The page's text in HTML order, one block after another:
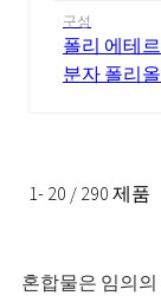
구성
폴리 에테
분자 폴리올
1- 20 / 290 제품
혼합물은 임의